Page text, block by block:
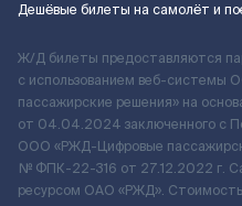
Дешёвые билеты на самолёт и
Ж/Д билеты предоставляются
с использованием веб-системы
пассажирские решения» на
от 04.04.2024 заключенного с
ООО «РЖД-Цифровые
№ ФПК-22-316 от 27.12.2022 г.
ресурсом ОАО «РЖД».